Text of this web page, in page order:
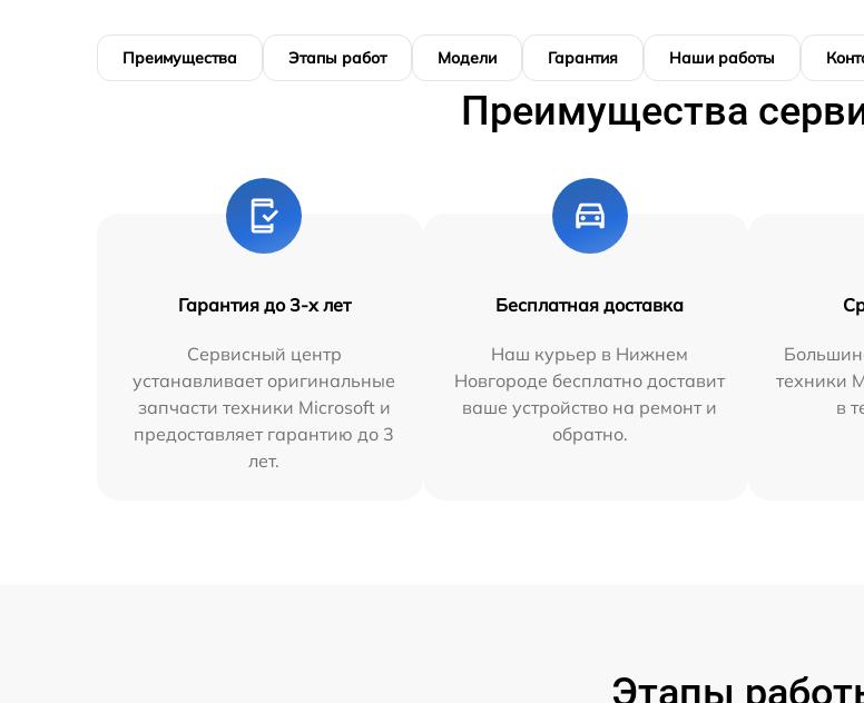
Преимущества Этапы работ Модели Гарантия Наши работы
Преимущества
Гарантия до 3-х лет
Сервисный центр
устанавливает оригинальные
запчасти техники Microsoft и
предоставляет гарантию до 3
лет.
Бесплатная доставка
Наш курьер в Нижнем
Новгороде бесплатно доставит
ваше устройство на ремонт и
обратно.
техники
в
Этапы